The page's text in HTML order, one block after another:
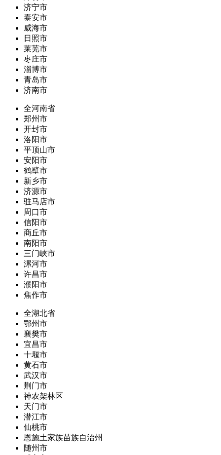
济宁市
泰安市
威海市
日照市
莱芜市
枣庄市
淄博市
青岛市
济南市
全河南省
郑州市
开封市
洛阳市
平顶山市
安阳市
鹤壁市
新乡市
济源市
驻马店市
周口市
信阳市
商丘市
南阳市
三门峡市
漯河市
许昌市
濮阳市
焦作市
全湖北省
鄂州市
襄樊市
宜昌市
十堰市
黄石市
武汉市
荆门市
神农架林区
天门市
潜江市
仙桃市
恩施土家族苗族自治州
随州市